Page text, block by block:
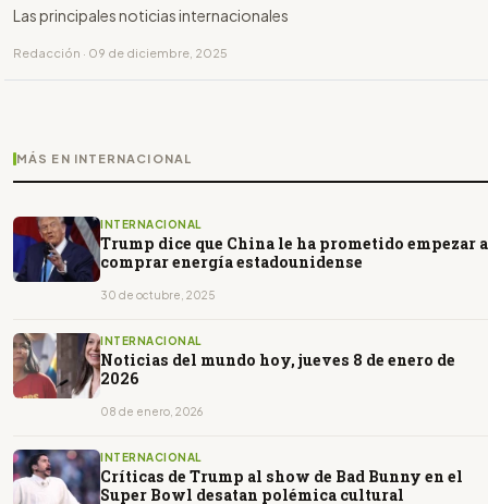
Las principales noticias internacionales
Redacción · 09 de diciembre, 2025
MÁS EN INTERNACIONAL
INTERNACIONAL
Trump dice que China le ha prometido empezar a
comprar energía estadounidense
30 de octubre, 2025
INTERNACIONAL
Noticias del mundo hoy, jueves 8 de enero de
2026
08 de enero, 2026
INTERNACIONAL
Críticas de Trump al show de Bad Bunny en el
Super Bowl desatan polémica cultural